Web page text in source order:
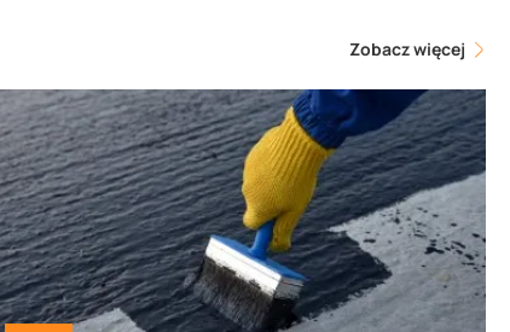
Zobacz więcej